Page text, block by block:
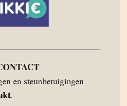
en steunbetuigingen
.